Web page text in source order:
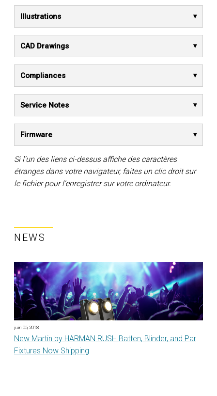
Illustrations
CAD Drawings
Compliances
Service Notes
Firmware
Si l'un des liens ci-dessus affiche des caractères
étranges dans votre navigateur, faites un clic droit sur
le fichier pour l'enregistrer sur votre ordinateur.
NEWS
juin 05, 2018
New Martin by HARMAN RUSH Batten, Blinder, and Par
Fixtures Now Shipping